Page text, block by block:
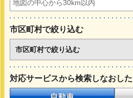
市区町村で絞り込む
市区町村で絞り込む
対応サービスから検索しなおし
自動車